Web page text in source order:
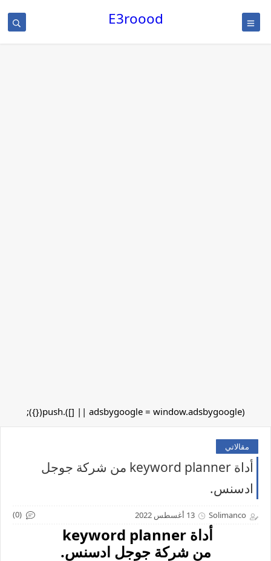
E3roood
(adsbygoogle = window.adsbygoogle || []).push({});
مقالاتي
أداة keyword planner من شركة جوجل
ادسنس.
Solimanco 13 أغسطس 2022 (0)
أداة keyword planner
من شركة جوجل ادسنس.